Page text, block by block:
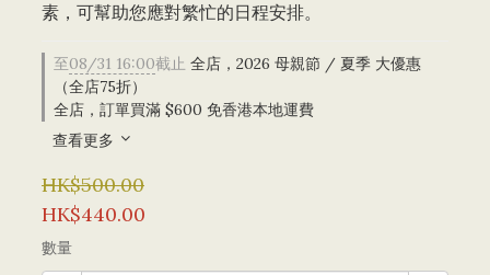
素，可幫助您應對繁忙的日程安排。
至08/31 16:00截止 全店，2026 母親節 / 夏季 大優惠
（全店75折）
全店，訂單買滿 $600 免香港本地運費
查看更多
HK$500.00
HK$440.00
數量